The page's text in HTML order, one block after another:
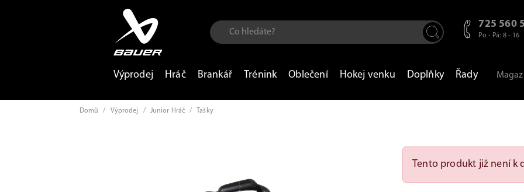
725 560
Po - Pá: 8 - 16
Výprodej Hráč Brankář Trénink Oblečení Hokej venku Doplňky Řady
Domů / Výprodej / Junior Hráč / Tašky
Tento produkt již není k